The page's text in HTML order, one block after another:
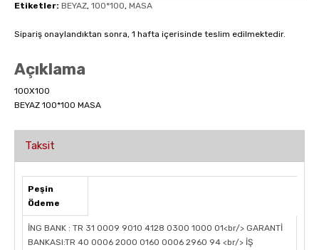
Etiketler: BEYAZ, 100*100, MASA
Sipariş onaylandıktan sonra, 1 hafta içerisinde teslim edilmektedir.
Açıklama
100X100
BEYAZ 100*100 MASA
Taksit
Peşin
Ödeme
İNG BANK : TR 31 0009 9010 4128 0300 1000 01<br/> GARANTİ
BANKASI:TR 40 0006 2000 0160 0006 2960 94 <br/> İŞ